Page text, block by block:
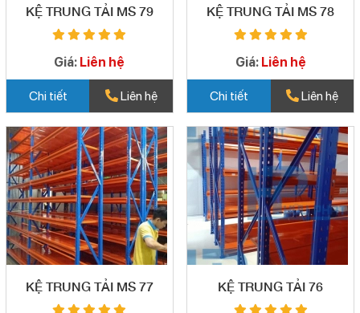
KỆ TRUNG TẢI MS 79
Giá: Liên hệ
Chi tiết Liên hệ
KỆ TRUNG TẢI MS 78
Giá: Liên hệ
Chi tiết Liên hệ
KỆ TRUNG TẢI MS 77 KỆ TRUNG TẢI 76